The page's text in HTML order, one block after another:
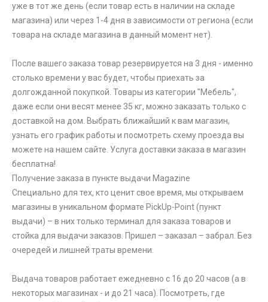
уже в тот же день (если товар есть в наличии на складе
магазина) или через 1-4 дня в зависимости от региона (если
товара на складе магазина в данный момент нет).
После вашего заказа товар резервируется на 3 дня - именно
столько времени у вас будет, чтобы приехать за
долгожданной покупкой. Товары из категории "Мебель",
даже если они весят менее 35 кг, можно заказать только с
доставкой на дом. Выбрать ближайший к вам магазин,
узнать его график работы и посмотреть схему проезда вы
можете на нашем сайте. Услуга доставки заказа в магазин
бесплатна!
Получение заказа в пункте выдачи Magazine
Специально для тех, кто ценит свое время, мы открываем
магазины в уникальном формате PickUp-Point (пункт
выдачи) – в них только терминал для заказа товаров и
стойка для выдачи заказов. Пришел – заказал – забрал. Без
очередей и лишней траты времени.
Выдача товаров работает ежедневно с 16 до 20 часов (а в
некоторых магазинах - и до 21 часа). Посмотреть, где